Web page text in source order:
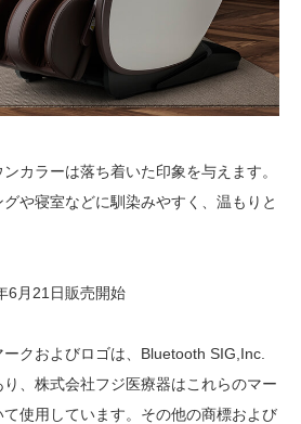
カラーは落ち着いた印象を与えます。
や寝室などに馴染みやすく、温もりと
6月21日販売開始
クおよびロゴは、Bluetooth SIG,Inc.
、株式会社フジ医療器はこれらのマー
使用しています。その他の商標および